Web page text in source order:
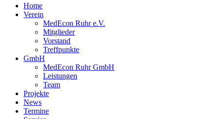
Home
Verein
MedEcon Ruhr e.V.
Mitglieder
Vorstand
Treffpunkte
GmbH
MedEcon Ruhr GmbH
Leistungen
Team
Projekte
News
Termine